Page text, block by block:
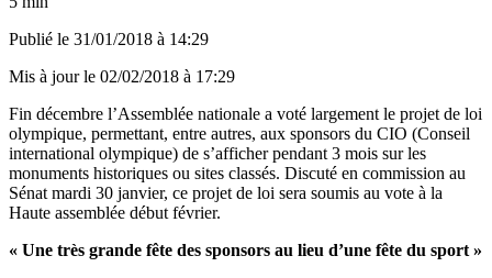
Publié le 31/01/2018 à 14:29
Mis à jour le 02/02/2018 à 17:29
Fin décembre l’Assemblée nationale a voté largement le projet de loi
olympique, permettant, entre autres, aux sponsors du CIO (Conseil
international olympique) de s’afficher pendant 3 mois sur les
monuments historiques ou sites classés. Discuté en commission au
Sénat mardi 30 janvier, ce projet de loi sera soumis au vote à la
Haute assemblée début février.
« Une très grande fête des sponsors au lieu d’une fête du sport »